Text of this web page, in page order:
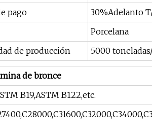
pago
30%Adelanto
Porcelana
de producción 5000
de bronce
B19,ASTM B122,etc.